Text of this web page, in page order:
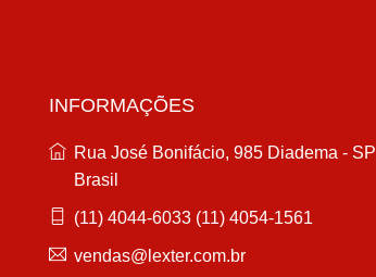
INFORMAÇÕES
Rua José Bonifácio, 985 Diadema - SP
Brasil
(11) 4044-6033 (11) 4054-1561
vendas@lexter.com.br